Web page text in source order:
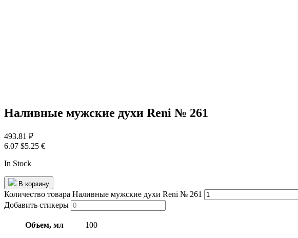
Наливные мужские духи Reni № 261
493.81 ₽
6.07 $5.25 €
In Stock
В корзину
Количество товара Наливные мужские духи Reni № 261
Добавить стикеры
Объем, мл 100